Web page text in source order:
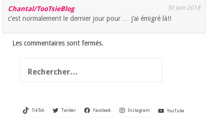
Chantal/TooTsieBlog 30 juin 2018
c’est normalement le dernier jour pour … j’ai émigré là!!
Les commentaires sont fermés.
TikTok Twitter Facebook Instagram YouTube